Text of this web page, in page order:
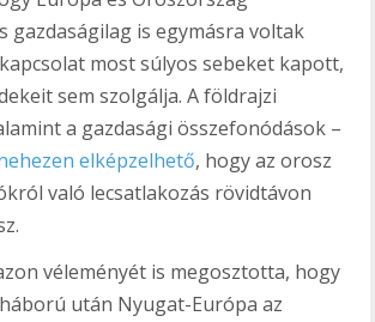
gazdaságilag is egymásra voltak
most súlyos sebeket kapott,
sem szolgálja. A földrajzi
a gazdasági összefonódások –
elképzelhető, hogy az orosz
való lecsatlakozás rövidtávon
véleményét is megosztotta, hogy
után Nyugat-Európa az